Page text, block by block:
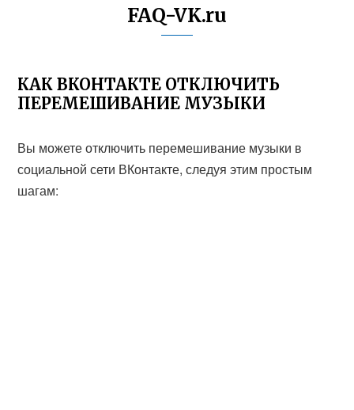
FAQ-VK.ru
КАК ВКОНТАКТЕ ОТКЛЮЧИТЬ
ПЕРЕМЕШИВАНИЕ МУЗЫКИ
Вы можете отключить перемешивание музыки в
социальной сети ВКонтакте, следуя этим простым
шагам: